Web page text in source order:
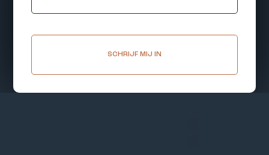
SCHRIJF MIJ IN